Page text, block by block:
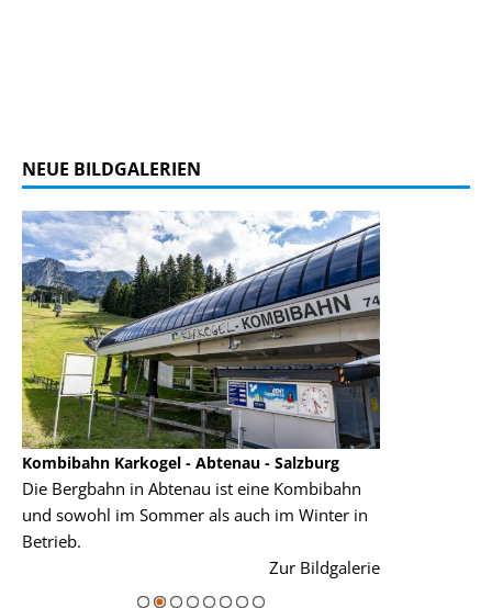
NEUE BILDGALERIEN
Kombibahn Karkogel - Abtenau - Salzburg
Die Bergbahn in Abtenau ist eine Kombibahn
und sowohl im Sommer als auch im Winter in
Betrieb.
Zur Bildgalerie